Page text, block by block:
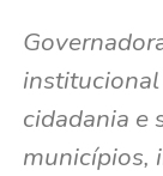
cidadania e
municípios,